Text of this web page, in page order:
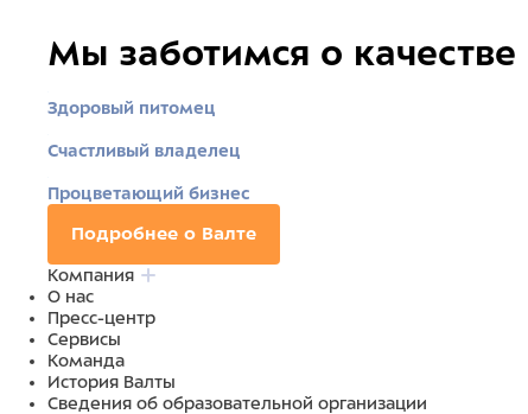
Мы заботимся о качестве
Здоровый питомец
Счастливый владелец
Процветающий бизнес
Подробнее о Валте
Компания
О нас
Пресс-центр
Сервисы
Команда
История Валты
Сведения об образовательной организации